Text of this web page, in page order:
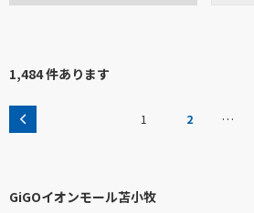
1,484 件あります
1 2 …
GiGOイオンモール苫小牧